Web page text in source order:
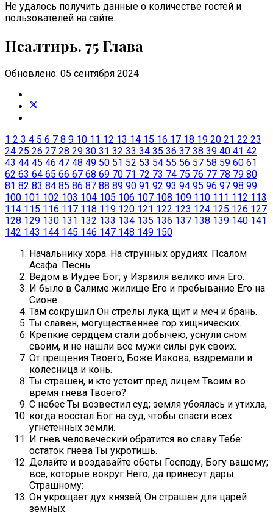
Не удалось получить данные о количестве гостей и
пользователей на сайте.
Псалтирь. 75 Глава
Обновлено: 05 сентября 2024
1 2 3 4 5 6 7 8 9 10 11 12 13 14 15 16 17 18 19 20 21 22 23
24 25 26 27 28 29 30 31 32 33 34 35 36 37 38 39 40 41 42
43 44 45 46 47 48 49 50 51 52 53 54 55 56 57 58 59 60 61
62 63 64 65 66 67 68 69 70 71 72 73 74 75 76 77 78 79 80
81 82 83 84 85 86 87 88 89 90 91 92 93 94 95 96 97 98 99
100 101 102 103 104 105 106 107 108 109 110 111 112 113
114 115 116 117 118 119 120 121 122 123 124 125 126 127
128 129 130 131 132 133 134 135 136 137 138 139 140 141
142 143 144 145 146 147 148 149 150
Начальнику хора. На струнных орудиях. Псалом
Асафа. Песнь.
Ведом в Иудее Бог; у Израиля велико имя Его.
И было в Салиме жилище Его и пребывание Его на
Сионе.
Там сокрушил Он стрелы лука, щит и меч и брань.
Ты славен, могущественнее гор хищнических.
Крепкие сердцем стали добычею, уснули сном
своим, и не нашли все мужи силы рук своих.
От прещения Твоего, Боже Иакова, вздремали и
колесница и конь.
Ты страшен, и кто устоит пред лицем Твоим во
время гнева Твоего?
С небес Ты возвестил суд; земля убоялась и утихла,
когда восстал Бог на суд, чтобы спасти всех
угнетенных земли.
И гнев человеческий обратится во славу Тебе:
остаток гнева Ты укротишь.
Делайте и воздавайте обеты Господу, Богу вашему;
все, которые вокруг Него, да принесут дары
Страшному:
Он укрощает дух князей, Он страшен для царей
земных.